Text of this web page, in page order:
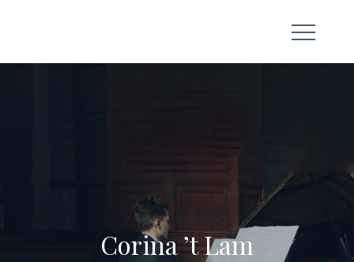
Corina ’t Lam